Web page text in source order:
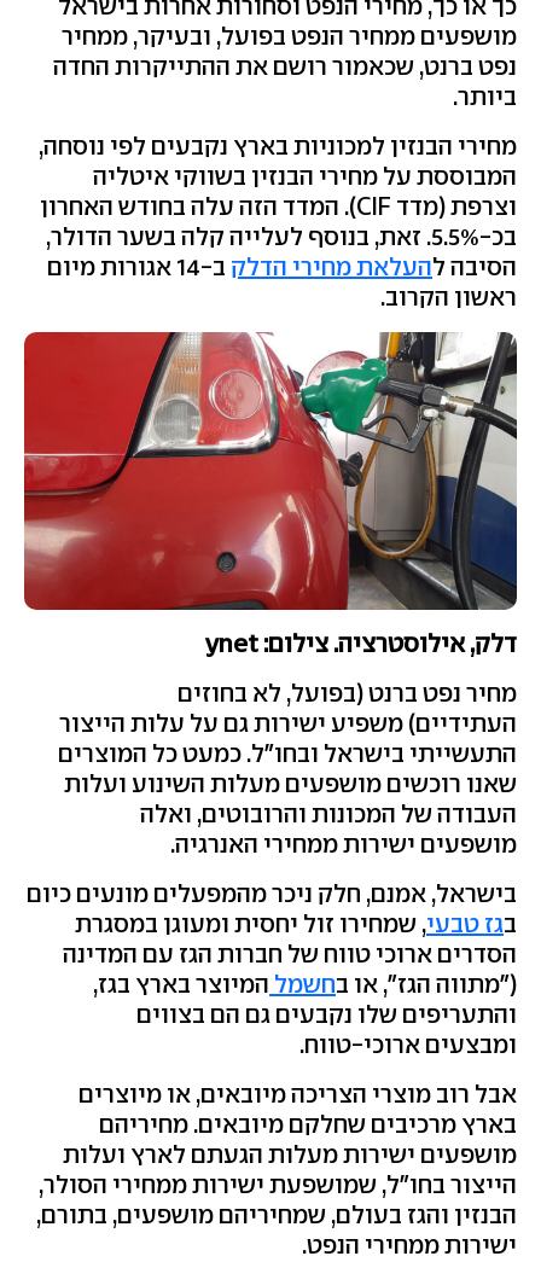
כך או כך, מחירי הנפט וסחורות אחרות בישראל
מושפעים ממחיר הנפט בפועל, ובעיקר, ממחיר
נפט ברנט, שכאמור רושם את ההתייקרות החדה
ביותר.
מחירי הבנזין למכוניות בארץ נקבעים לפי נוסחה,
המבוססת על מחירי הבנזין בשווקי איטליה
וצרפת (מדד CIF). המדד הזה עלה בחודש האחרון
בכ-5.5%. זאת, בנוסף לעלייה קלה בשער הדולר,
הסיבה להעלאת מחירי הדלק
ב-14 אגורות מיום
ראשון הקרוב.
דלק, אילוסטרציה. צילום: ynet
מחיר נפט ברנט (בפועל, לא בחוזים
העתידיים) משפיע ישירות גם על עלות הייצור
התעשייתי בישראל ובחו"ל. כמעט כל המוצרים
שאנו רוכשים מושפעים מעלות השינוע ועלות
העבודה של המכונות והרובוטים, ואלה
מושפעים ישירות ממחירי האנרגיה.
בישראל, אמנם, חלק ניכר מהמפעלים מונעים כיום
בגז טבעי, שמחירו זול יחסית ומעוגן במסגרת
הסדרים ארוכי טווח של חברות הגז עם המדינה
("מתווה הגז", או בחשמל המיוצר בארץ בגז,
והתעריפים שלו נקבעים גם הם בצווים
ומבצעים ארוכי-טווח.
אבל רוב מוצרי הצריכה מיובאים, או מיוצרים
בארץ מרכיבים שחלקם מיובאים. מחיריהם
מושפעים ישירות מעלות הגעתם לארץ ועלות
הייצור בחו"ל, שמושפעת ישירות ממחירי הסולר,
הבנזין והגז בעולם, שמחיריהם מושפעים, בתורם,
ישירות ממחירי הנפט.